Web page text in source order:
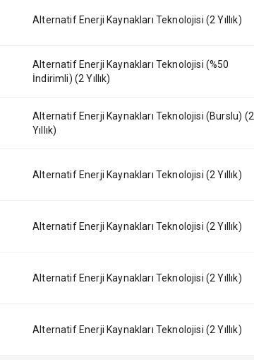
Alternatif Enerji Kaynakları Teknolojisi (2 Yıllık)
Alternatif Enerji Kaynakları Teknolojisi (%50
İndirimli) (2 Yıllık)
Alternatif Enerji Kaynakları Teknolojisi (Burslu) (2
Yıllık)
Alternatif Enerji Kaynakları Teknolojisi (2 Yıllık)
Alternatif Enerji Kaynakları Teknolojisi (2 Yıllık)
Alternatif Enerji Kaynakları Teknolojisi (2 Yıllık)
Alternatif Enerji Kaynakları Teknolojisi (2 Yıllık)